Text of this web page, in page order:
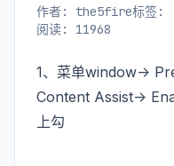
作者: the5fire标签:
阅读: 11968
1、菜单window->
Content Assist->
上勾